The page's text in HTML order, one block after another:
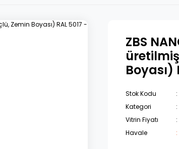
ZBS
Boyası)
Stok Kodu
Kategori
Vitrin Fiyatı
Havale